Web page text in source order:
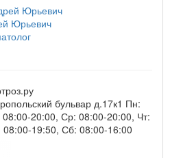
Юрьевич
бульвар д.17к1 Пн:
20:00, Ср: 08:00-20:00, Чт:
19:50, Сб: 08:00-16:00